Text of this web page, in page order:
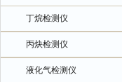
丁烷检测仪
丙炔检测仪
液化气检测仪